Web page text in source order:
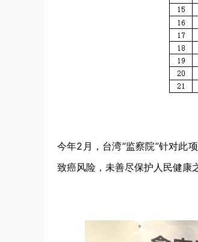
今年2月，台湾“监察院”针对此
致癌风险，未善尽保护人民健康